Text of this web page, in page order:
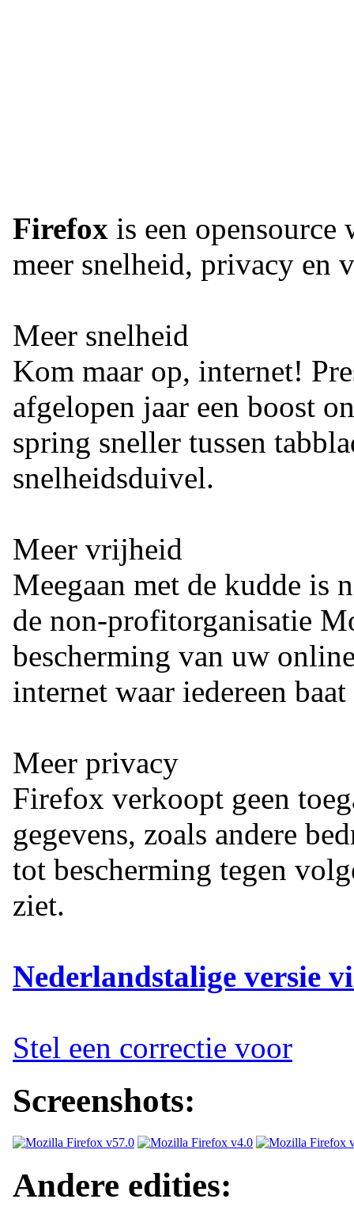
Firefox is een
meer snelheid, privacy en
Meer snelheid
Kom maar op, internet!
afgelopen jaar een boost
spring sneller tussen
snelheidsduivel.
Meer vrijheid
Meegaan met de kudde is
de non-profitorganisatie
bescherming van uw
internet waar iedereen
Meer privacy
Firefox verkoopt geen
gegevens, zoals andere
tot bescherming tegen
ziet.
Nederlandstalige versie
Stel een correctie voor
Screenshots:
Andere edities: